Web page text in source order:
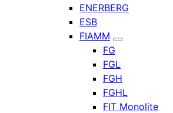
ENERBERG
ESB
FIAMM
FG
FGL
FGH
FGHL
FIT Monolite